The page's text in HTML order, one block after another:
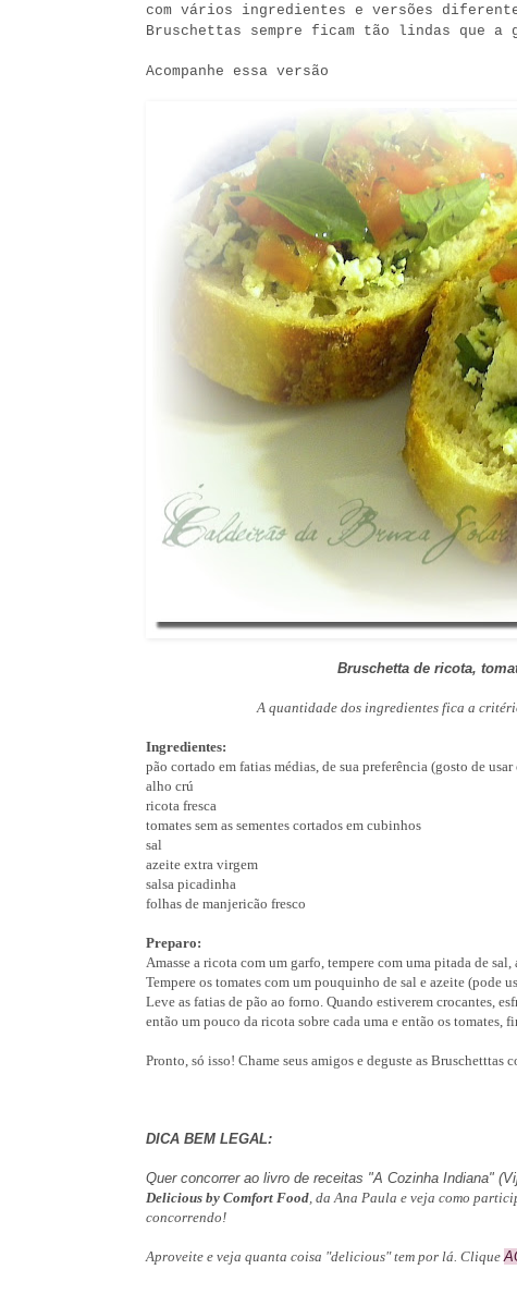
com vários ingredientes e versões
Bruschettas sempre ficam tão lindas que a
Acompanhe essa versão
Bruschetta de ricota,
A quantidade dos ingredientes fica a
Ingredientes:
pão cortado em fatias médias, de sua preferência (gosto de
alho crú
ricota fresca
tomates sem as sementes cortados em cubinhos
sal
azeite extra virgem
salsa picadinha
folhas de manjericão fresco
Preparo:
Amasse a ricota com um garfo, tempere com uma pitada de sal,
Tempere os tomates com um pouquinho de sal e azeite (pode
Leve as fatias de pão ao forno. Quando estiverem crocantes,
então um pouco da ricota sobre cada uma e então os tomates,
Pronto, só isso! Chame seus amigos e deguste as Bruschetttas
DICA BEM LEGAL:
Quer concorrer ao livro de receitas "A Cozinha Indiana"
Delicious by Comfort Food , da Ana Paula e veja como
concorrendo!
Aproveite e veja quanta coisa "delicious" tem por lá. Clique